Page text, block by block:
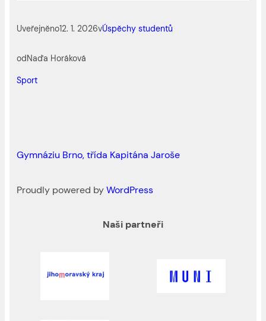
Uveřejněno12. 1. 2026vÚspěchy studentů
od Naďa Horáková
Sport
Gymnáziu Brno, třída Kapitána Jaroše
Proudly powered byWordPress
Naši partneři